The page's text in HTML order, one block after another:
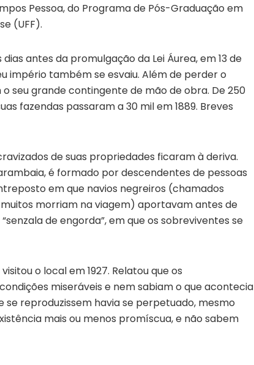
Pessoa, do Programa de Pós-Graduação em
(UFF).
antes da promulgação da Lei Áurea, em 13 de
império também se esvaiu. Além de perder o
seu grande contingente de mão de obra. De 250
fazendas passaram a 30 mil em 1889. Breves
de suas propriedades ficaram à deriva.
é formado por descendentes de pessoas
em que navios negreiros (chamados
morriam na viagem) aportavam antes de
de engorda”, em que os sobreviventes se
o local em 1927. Relatou que os
miseráveis e nem sabiam o que acontecia
se reproduzissem havia se perpetuado, mesmo
mais ou menos promíscua, e não sabem